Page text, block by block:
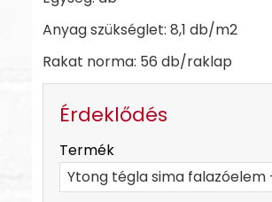
Anyag szükséglet: 8,1 db/m2
Rakat norma: 56 db/raklap
Érdeklődés
Termék